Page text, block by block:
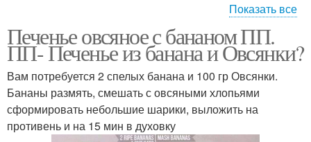
Овсяное печение Печение с творогом
Печение с бананом Печение с яблоком
Показать все
Печенье овсяное с бананом ПП.
ПП- Печенье из банана и Овсянки?
Вам потребуется 2 спелых банана и 100 гр Овсянки.
Бананы размять, смешать с овсяными хлопьями
сформировать небольшие шарики, выложить на
противень и на 15 мин в духовку